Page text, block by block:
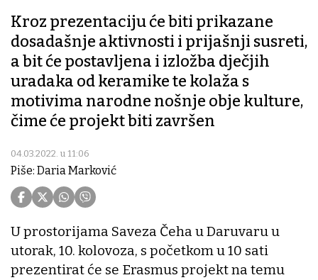
Kroz prezentaciju će biti prikazane
dosadašnje aktivnosti i prijašnji susreti,
a bit će postavljena i izložba dječjih
uradaka od keramike te kolaža s
motivima narodne nošnje obje kulture,
čime će projekt biti završen
04.03.2022. u 11:06
Piše: Daria Marković
U prostorijama Saveza Čeha u Daruvaru u
utorak, 10. kolovoza, s početkom u 10 sati
prezentirat će se Erasmus projekt na temu